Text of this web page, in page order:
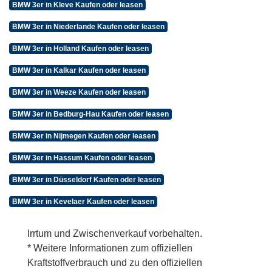
BMW 3er in Kleve Kaufen oder leasen
BMW 3er in Niederlande Kaufen oder leasen
BMW 3er in Holland Kaufen oder leasen
BMW 3er in Kalkar Kaufen oder leasen
BMW 3er in Weeze Kaufen oder leasen
BMW 3er in Bedburg-Hau Kaufen oder leasen
BMW 3er in Nijmegen Kaufen oder leasen
BMW 3er in Hassum Kaufen oder leasen
BMW 3er in Düsseldorf Kaufen oder leasen
BMW 3er in Kevelaer Kaufen oder leasen
Irrtum und Zwischenverkauf vorbehalten.
* Weitere Informationen zum offiziellen
Kraftstoffverbrauch und zu den offiziellen